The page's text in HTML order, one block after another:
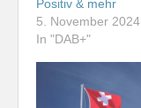
Positiv & mehr
5. November 2024
In "DAB+"